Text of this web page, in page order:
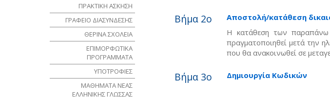
Βήμα 2ο
Αποστολή/κατάθεση
Η κατάθεση των παραπάνω
πραγματοποιηθεί μετά την
που θα ανακοινωθεί σε
Βήμα 3ο Δημιουργία Κωδικών
ΠΡΑΚΤΙΚΗ ΑΣΚΗΣΗ
ΓΡΑΦΕΙΟ ΔΙΑΣΥΝΔΕΣΗΣ
ΘΕΡΙΝΑ ΣΧΟΛΕΙΑ
ΕΠΙΜΟΡΦΩΤΙΚΑ
ΠΡΟΓΡΑΜΜΑΤΑ
ΥΠΟΤΡΟΦΙΕΣ
ΜΑΘΗΜΑΤΑ ΝΕΑΣ
ΕΛΛΗΝΙΚΗΣ ΓΛΩΣΣΑΣ